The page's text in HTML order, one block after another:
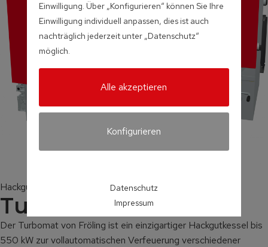
Hackgut- und Pelletskessel
Turbomat
Der Turbomat von Fröling ist ein einzigartiger Hackgutkessel bis
550 kW zur vollautomatischen Verfeuerung verschiedener
Einwilligung. Über „Konfigurieren“ können Sie Ihre
Einwilligung individuell anpassen, dies ist auch
nachträglich jederzeit unter „Datenschutz“
möglich.
Alle akzeptieren
Konfigurieren
Datenschutz
Impressum